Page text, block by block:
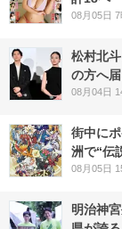
08月05日 7
松村北
の方へ届
08月04日
街中に
洲で“伝
08月05日
明治神